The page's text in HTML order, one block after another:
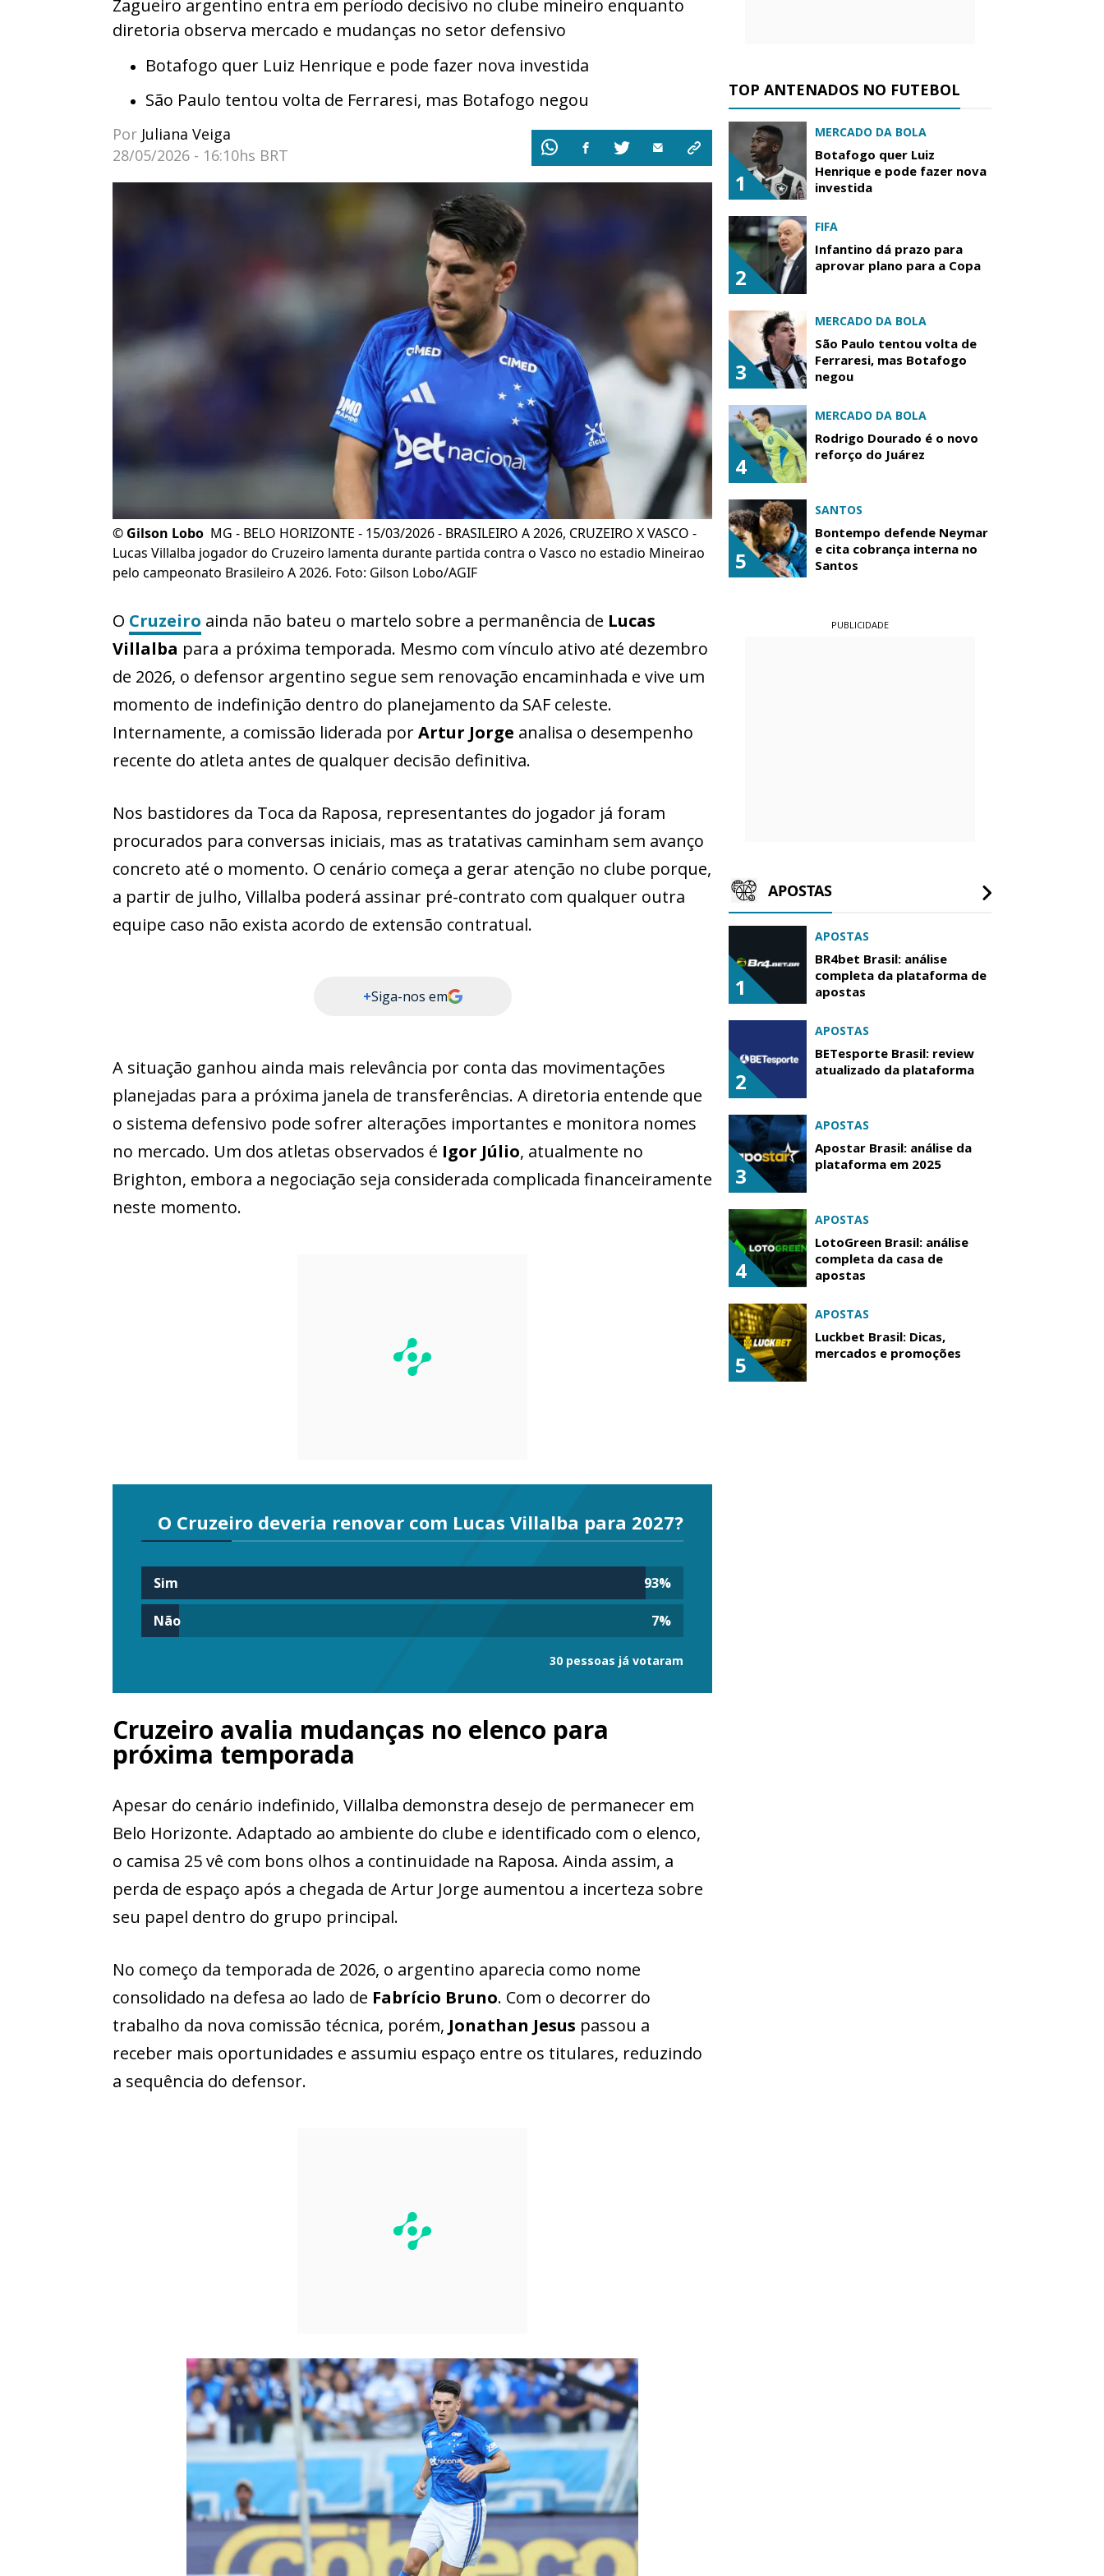
Zagueiro argentino entra em período decisivo no clube mineiro enquanto
diretoria observa mercado e mudanças no setor defensivo
Botafogo quer Luiz Henrique e pode fazer nova investida
São Paulo tentou volta de Ferraresi, mas Botafogo negou
Por Juliana Veiga
28/05/2026 - 16:10hs BRT
© Gilson Lobo MG - BELO HORIZONTE - 15/03/2026 - BRASILEIRO A 2026, CRUZEIRO X VASCO -
Lucas Villalba jogador do Cruzeiro lamenta durante partida contra o Vasco no estadio Mineirao
pelo campeonato Brasileiro A 2026. Foto: Gilson Lobo/AGIF
O Cruzeiro ainda não bateu o martelo sobre a permanência de Lucas
Villalba para a próxima temporada. Mesmo com vínculo ativo até dezembro
de 2026, o defensor argentino segue sem renovação encaminhada e vive um
momento de indefinição dentro do planejamento da SAF celeste.
Internamente, a comissão liderada porArtur Jorge analisa o desempenho
recente do atleta antes de qualquer decisão definitiva.
Nos bastidores da Toca da Raposa, representantes do jogador já foram
procurados para conversas iniciais, mas as tratativas caminham sem avanço
concreto até o momento. O cenário começa a gerar atenção no clube porque,
a partir de julho, Villalba poderá assinar pré-contrato com qualquer outra
equipe caso não exista acordo de extensão contratual.
+Siga-nos em
A situação ganhou ainda mais relevância por conta das movimentações
planejadas para a próxima janela de transferências. A diretoria entende que
o sistema defensivo pode sofrer alterações importantes e monitora nomes
no mercado. Um dos atletas observados é Igor Júlio, atualmente no
Brighton, embora a negociação seja considerada complicada financeiramente
neste momento.
O Cruzeiro deveria renovar com Lucas Villalba para 2027?
Sim 93%
Não 7%
30 pessoas já votaram
Cruzeiro avalia mudanças no elenco para
próxima temporada
Apesar do cenário indefinido, Villalba demonstra desejo de permanecer em
Belo Horizonte. Adaptado ao ambiente do clube e identificado com o elenco,
o camisa 25 vê com bons olhos a continuidade na Raposa. Ainda assim, a
perda de espaço após a chegada de Artur Jorge aumentou a incerteza sobre
seu papel dentro do grupo principal.
No começo da temporada de 2026, o argentino aparecia como nome
consolidado na defesa ao lado de Fabrício Bruno. Com o decorrer do
trabalho da nova comissão técnica, porém, Jonathan Jesus passou a
receber mais oportunidades e assumiu espaço entre os titulares, reduzindo
a sequência do defensor.
TOP ANTENADOS NO FUTEBOL
1
MERCADO DA BOLA
Botafogo quer Luiz
Henrique e pode fazer nova
investida
2
FIFA
Infantino dá prazo para
aprovar plano para a Copa
3
MERCADO DA BOLA
São Paulo tentou volta de
Ferraresi, mas Botafogo
negou
4
MERCADO DA BOLA
Rodrigo Dourado é o novo
reforço do Juárez
5
SANTOS
Bontempo defende Neymar
e cita cobrança interna no
Santos
PUBLICIDADE
APOSTAS
1
APOSTAS
BR4bet Brasil: análise
completa da plataforma de
apostas
2
APOSTAS
BETesporte Brasil: review
atualizado da plataforma
3
APOSTAS
Apostar Brasil: análise da
plataforma em 2025
4
APOSTAS
LotoGreen Brasil: análise
completa da casa de
apostas
5
APOSTAS
Luckbet Brasil: Dicas,
mercados e promoções